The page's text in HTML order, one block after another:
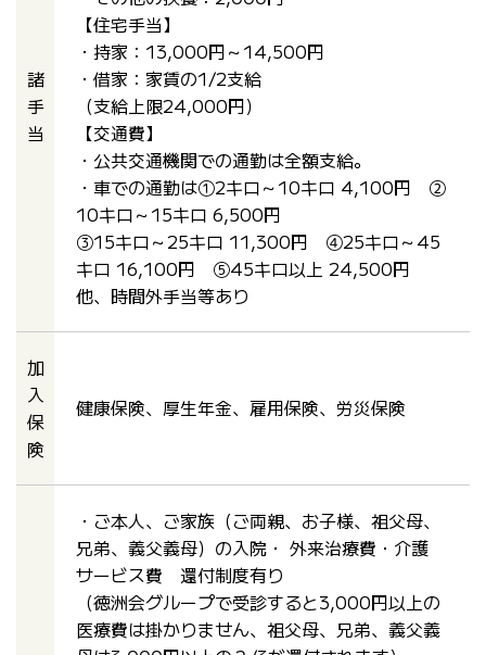
諸
手
当
【住宅手当】
・持家：13,000円～14,500円
・借家：家賃の1/2支給
（支給上限24,000円）
【交通費】
・公共交通機関での通勤は全額支給。
・車での通勤は①2キロ～10キロ 4,100円 ②
10キロ～15キロ 6,500円
③15キロ～25キロ 11,300円 ④25キロ～45
キロ 16,100円 ⑤45キロ以上 24,500円
他、時間外手当等あり
加
入
保
険
健康保険、厚生年金、雇用保険、労災保険
・ご本人、ご家族（ご両親、お子様、祖父母、
兄弟、義父義母）の入院・ 外来治療費・介護
サービス費 還付制度有り
（徳洲会グループで受診すると3,000円以上の
医療費は掛かりません、祖父母、兄弟、義父義